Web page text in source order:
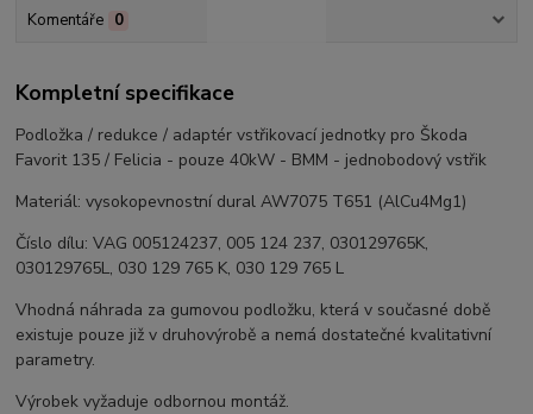
Komentáře 0
Kompletní specifikace
Podložka / redukce / adaptér vstřikovací jednotky pro Škoda
Favorit 135 / Felicia - pouze 40kW - BMM - jednobodový vstřik
Materiál: vysokopevnostní dural AW7075 T651 (AlCu4Mg1)
Číslo dílu: VAG 005124237, 005 124 237, 030129765K,
030129765L, 030 129 765 K, 030 129 765 L
Vhodná náhrada za gumovou podložku, která v současné době
existuje pouze již v druhovýrobě a nemá dostatečné kvalitativní
parametry.
Výrobek vyžaduje odbornou montáž.